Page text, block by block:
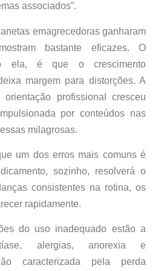
associados”.
emagrecedoras ganharam
bastante eficazes. O
ela, é que o crescimento
margem para distorções. A
profissional cresceu
por conteúdos nas
milagrosas.
um dos erros mais comuns é
sozinho, resolverá o
consistentes na rotina, os
rapidamente.
do uso inadequado estão a
alergias, anorexia e
caracterizada pela perda